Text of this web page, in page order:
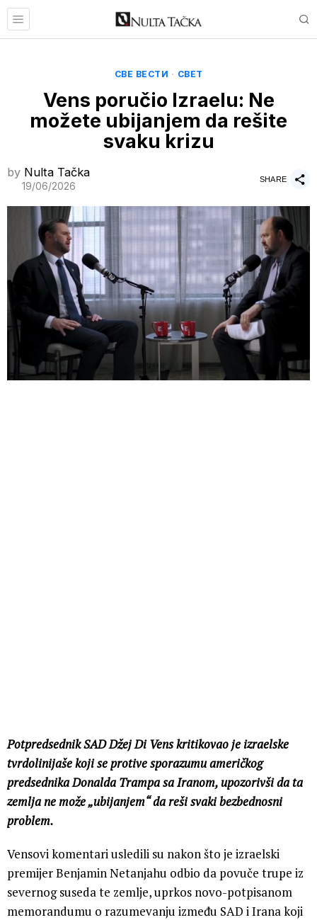
СВЕ ВЕСТИ · СВЕТ
Vens poručio Izraelu: Ne
možete ubijanjem da rešite
svaku krizu
by Nulta Tačka
19/06/2026
SHARE
Potpredsednik SAD Džej Di Vens kritikovao je izraelske
tvrdolinijaše koji se protive sporazumu američkog
predsednika Donalda Trampa sa Iranom, upozorivši da ta
zemlja ne može „ubijanjem“ da reši svaki bezbednosni
problem.
Vensovi komentari usledili su nakon što je izraelski
premijer Benjamin Netanjahu odbio da povuče trupe iz
severnog suseda te zemlje, uprkos novo-potpisanom
memorandumu o razumevanju između SAD i Irana koji